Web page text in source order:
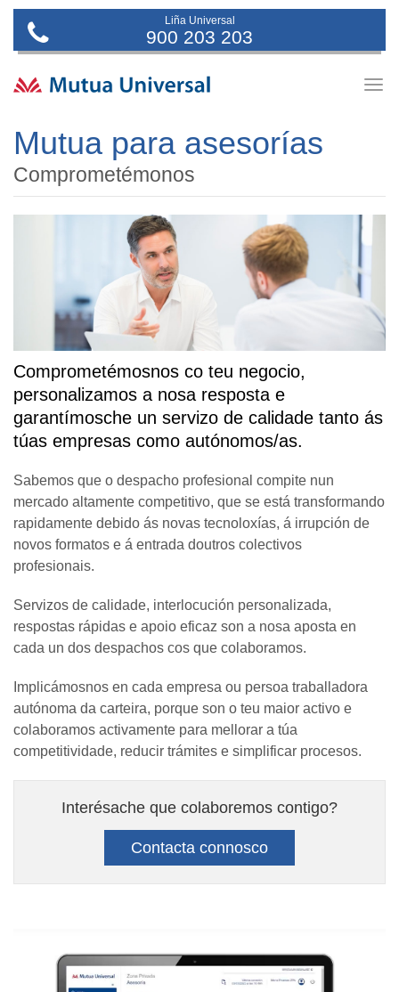
Liña Universal
900 203 203
Mutua para asesorías
Comprometémonos
Comprometémosnos co teu negocio,
personalizamos a nosa resposta e
garantímosche un servizo de calidade tanto ás
túas empresas como autónomos/as.
Sabemos que o despacho profesional compite nun
mercado altamente competitivo, que se está transformando
rapidamente debido ás novas tecnoloxías, á irrupción de
novos formatos e á entrada doutros colectivos
profesionais.
Servizos de calidade, interlocución personalizada,
respostas rápidas e apoio eficaz son a nosa aposta en
cada un dos despachos cos que colaboramos.
Implicámosnos en cada empresa ou persoa traballadora
autónoma da carteira, porque son o teu maior activo e
colaboramos activamente para mellorar a túa
competitividade, reducir trámites e simplificar procesos.
Interésache que colaboremos contigo?
Contacta connosco